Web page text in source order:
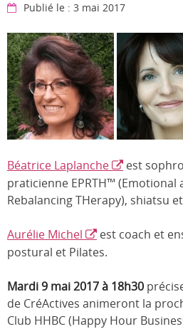
Publié le : 3 mai 2017
Béatrice Laplanche
est
praticienne EPRTH™ (Emotional
Rebalancing THerapy), shiatsu
Aurélie Michel
est coach et
postural et Pilates.
Mardi 9 mai 2017 à 18h30
de CréActives animeront la
Club HHBC (Happy Hour